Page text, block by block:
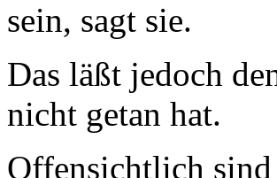
sein, sagt sie.
Das läßt jedoch
nicht getan hat.
Offensichtlich